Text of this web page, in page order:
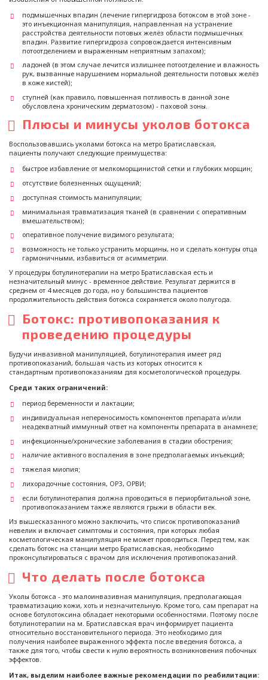
подмышечных впадин (лечение гипергидроза ботоксом в этой зоне -
это инъекционная манипуляция, направленная на устранение
расстройства деятельности потовых желёз области подмышечных
впадин. Развитие гипергидроза сопровождается интенсивным
потоотделением и выраженным неприятным запахом);
ладоней (в этом случае лечится излишнее потоотделение и влажность
рук, вызванные нарушением нормальной деятельности потовых желёз
в коже кистей);
ступней (как правило, повышенная потливость в данной зоне
обусловлена хроническим дерматозом) - паховой зоны.
Плюсы и минусы уколов ботокса
Воспользовавшись уколами ботокса на метро Братиславская,
пациенты получают следующие преимущества:
быстрое избавление от мелкоморщинистой сетки и глубоких морщин;
отсутствие болезненных ощущений;
доступная стоимость манипуляции;
минимальная травматизация тканей (в сравнении с оперативным
вмешательством);
оперативное получение видимого результата;
возможность не только устранить морщины, но и сделать контуры отца
гармоничными, избавиться от асимметрии.
У процедуры ботулинотерапии на метро Братиславская есть и
незначительный минус - временное действие. Результат держится в
среднем от 4 месяцев до года, но у большинства пациентов
продолжительность действия ботокса сохраняется около полугода.
Ботокс: противопоказания к
проведению процедуры
Будучи инвазивной манипуляцией, ботулинотерапия имеет ряд
противопоказаний, большая часть из которых относится к
стандартным противопоказаниям для косметологической процедуры.
Среди таких ограничений:
период беременности и лактации;
индивидуальная непереносимость компонентов препарата и/или
неадекватный иммунный ответ на компоненты препарата в анамнезе;
инфекционные/хронические заболевания в стадии обострения;
наличие активного воспаления в зоне предполагаемых инъекций;
тяжелая миопия;
лихорадочные состояния, ОРЗ, ОРВИ;
если ботулинотерапия должна проводиться в периорбитальной зоне,
противопоказанием также являются грыжи в области век.
Из вышесказанного можно заключить, что список противопоказаний
невелик и включает симптомы и состояния, при которых любая
косметологическая манипуляция не может проводиться. Перед тем, как
сделать ботокс на станции метро Братиславская, необходимо
проконсультироваться с врачом для исключения противопоказаний.
Что делать после ботокса
Уколы ботокса - это малоинвазивная манипуляция, предполагающая
травматизацию кожи, хоть и незначительную. Кроме того, сам препарат на
основе ботулотоксина обладает некоторыми особенностями. Поэтому после
ботулинотерапии на м. Братиславская врач информирует пациента
относительно восстановительного периода. Это необходимо для
получения наиболее выраженного эффекта после введения ботокса, а
также для того, чтобы свести к нулю вероятность возникновения побочных
эффектов.
Итак, выделим наиболее важные рекомендации по реабилитации: